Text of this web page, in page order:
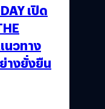
เปิด
นวทาง
างยั่งยืน